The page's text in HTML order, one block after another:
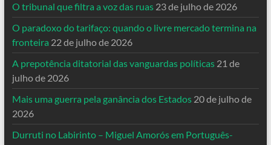
O tribunal que filtra a voz das ruas 23 de julho de 2026
O paradoxo do tarifaço: quando o livre mercado termina na
fronteira 22 de julho de 2026
A prepotência ditatorial das vanguardas políticas 21 de
julho de 2026
Mais uma guerra pela ganância dos Estados 20 de julho de
2026
Durruti no Labirinto – Miguel Amorós em Português-